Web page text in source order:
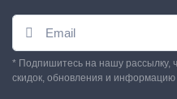
* Подпишитесь на нашу рассылку,
скидок, обновления и информацию